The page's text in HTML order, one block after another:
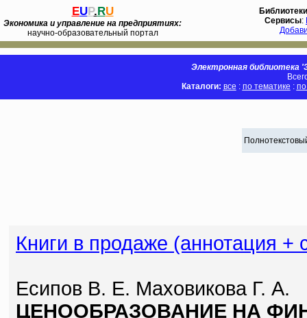
EUP.RU
Экономика и управление на предприятиях:
научно-образовательный портал
Библиотеки
Сервисы:
Электронная библиотека
Каталоги: все : по тематике :
Книги в продаже (аннотация +
Есипов В. Е. Маховикова Г. А.
ЦЕНООБРАЗОВАНИЕ НА